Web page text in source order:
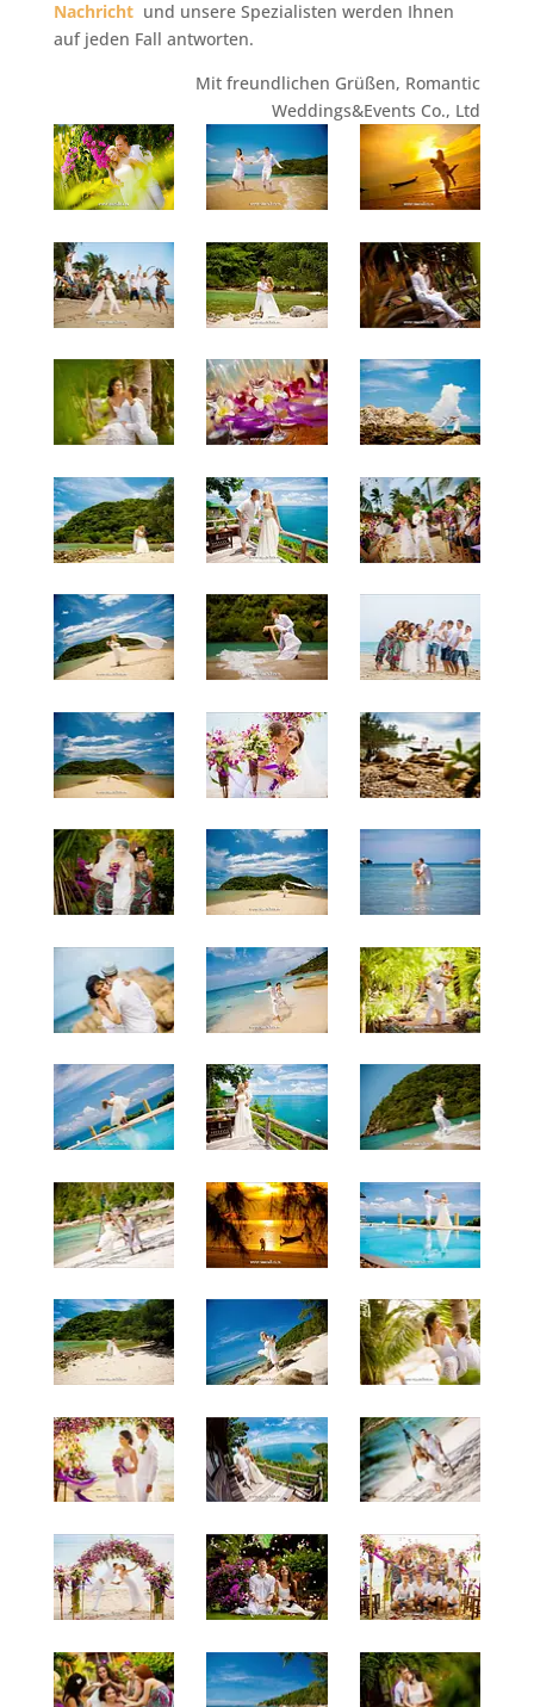
Nachrichtund unsere Spezialisten werden Ihnen
auf jeden Fall antworten.
Mit freundlichen Grüßen, Romantic
Weddings&Events Co., Ltd